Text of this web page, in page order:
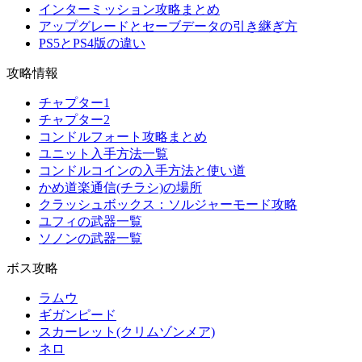
インターミッション攻略まとめ
アップグレードとセーブデータの引き継ぎ方
PS5とPS4版の違い
攻略情報
チャプター1
チャプター2
コンドルフォート攻略まとめ
ユニット入手方法一覧
コンドルコインの入手方法と使い道
かめ道楽通信(チラシ)の場所
クラッシュボックス：ソルジャーモード攻略
ユフィの武器一覧
ソノンの武器一覧
ボス攻略
ラムウ
ギガンピード
スカーレット(クリムゾンメア)
ネロ